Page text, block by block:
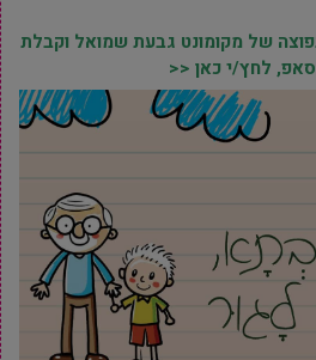
של מקומונט גבעת שמואל וקבלת
לחץ/י כאן <<